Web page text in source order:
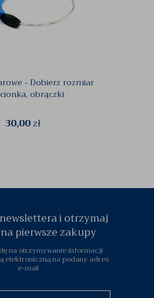
- Dobierz rozmiar
obrączki
30,00zł
i otrzymaj
pierwsze zakupy
na otrzymywanie informacji
elektroniczną na podany adres
e-mail